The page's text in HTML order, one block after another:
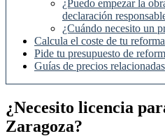
¿Puedo empezar la
declaración
¿Cuándo necesito un
Calcula el coste de tu reforma
Pide tu presupuesto de
Guías de precios relacionadas
¿Necesito licencia
Zaragoza?